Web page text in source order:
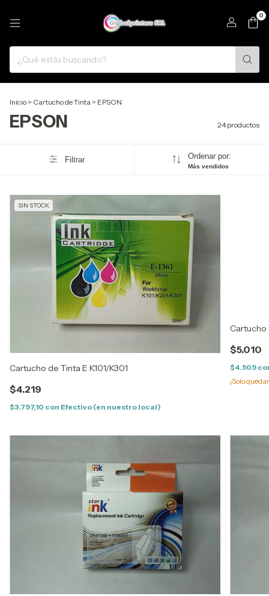
0
Inicio > Cartucho de Tinta > EPSON
EPSON 24 productos
Filtrar Ordenar por:
Más vendidos
SIN STOCK
Cartucho de Tinta E K101/K301
$4.219
$3.797,10 con Efectivo (en nuestro local)
Cartucho
$5.010
$4.509
¡Solo